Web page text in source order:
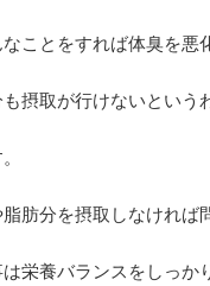
ことをすれば体臭を悪
摂取が行けないという
肪分を摂取しなければ
栄養バランスをしっか